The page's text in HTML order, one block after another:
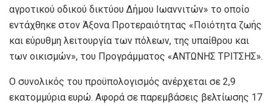
αγροτικού οδικού δικτύου Δήμου Ιωαννιτών» το οποίο
εντάχθηκε στον Άξονα Προτεραιότητας «Ποιότητα ζωής
και εύρυθμη λειτουργία των πόλεων, της υπαίθρου και
των οικισμών», του Προγράμματος «ΑΝΤΩΝΗΣ ΤΡΙΤΣΗΣ».
Ο συνολικός του προϋπολογισμός ανέρχεται σε 2,9
εκατομμύρια ευρώ. Αφορά σε παρεμβάσεις βελτίωσης 17